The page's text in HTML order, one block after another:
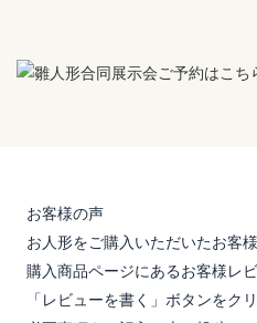
お客様の声
お人形をご購入いただいたお客
購入商品ページにあるお客様レ
「レビューを書く」ボタンをク